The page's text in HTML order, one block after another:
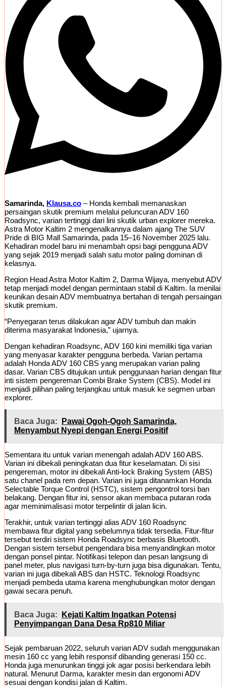
Samarinda, Klausa.co – Honda kembali memanaskan
persaingan skutik premium melalui peluncuran ADV 160
Roadsync, varian tertinggi dari lini skutik urban explorer mereka.
Astra Motor Kaltim 2 mengenalkannya dalam ajang The SUV
Pride di BIG Mall Samarinda, pada 15–16 November 2025 lalu.
Kehadiran model baru ini menambah opsi bagi pengguna ADV
yang sejak 2019 menjadi salah satu motor paling dominan di
kelasnya.
Region Head Astra Motor Kaltim 2, Darma Wijaya, menyebut ADV
tetap menjadi model dengan permintaan stabil di Kaltim. Ia menilai
keunikan desain ADV membuatnya bertahan di tengah persaingan
skutik premium.
“Penyegaran terus dilakukan agar ADV tumbuh dan makin
diterima masyarakat Indonesia,” ujarnya.
Dengan kehadiran Roadsync, ADV 160 kini memiliki tiga varian
yang menyasar karakter pengguna berbeda. Varian pertama
adalah Honda ADV 160 CBS yang merupakan varian paling
dasar. Varian CBS ditujukan untuk penggunaan harian dengan fitur
inti sistem pengereman Combi Brake System (CBS). Model ini
menjadi pilihan paling terjangkau untuk masuk ke segmen urban
explorer.
Baca Juga:
Pawai Ogoh-Ogoh Samarinda,
Menyambut Nyepi dengan Energi Positif
Sementara itu untuk varian menengah adalah ADV 160 ABS.
Varian ini dibekali peningkatan dua fitur keselamatan. Di sisi
pengereman, motor ini dibekali Anti-lock Braking System (ABS)
satu chanel pada rem depan. Varian ini juga ditanamkan Honda
Selectable Torque Control (HSTC), sistem pengontrol torsi ban
belakang. Dengan fitur ini, sensor akan membaca putaran roda
agar meminimalisasi motor terpelintir di jalan licin.
Terakhir, untuk varian tertinggi alias ADV 160 Roadsync
membawa fitur digital yang sebelumnya tidak tersedia. Fitur-fitur
tersebut terdiri sistem Honda Roadsync berbasis Bluetooth.
Dengan sistem tersebut pengendara bisa menyandingkan motor
dengan ponsel pintar. Notifikasi telepon dan pesan langsung di
panel meter, plus navigasi turn-by-turn juga bisa digunakan. Tentu,
varian ini juga dibekali ABS dan HSTC. Teknologi Roadsync
menjadi pembeda utama karena menghubungkan motor dengan
gawai secara penuh.
Baca Juga:
Kejati Kaltim Ingatkan Potensi
Penyimpangan Dana Desa Rp810 Miliar
Sejak pembaruan 2022, seluruh varian ADV sudah menggunakan
mesin 160 cc yang lebih responsif dibanding generasi 150 cc.
Honda juga menurunkan tinggi jok agar posisi berkendara lebih
natural. Menurut Darma, karakter mesin dan ergonomi ADV
sesuai dengan kondisi jalan di Kaltim.